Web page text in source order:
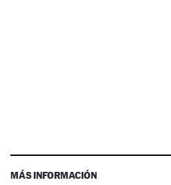
MÁS INFORMACIÓN